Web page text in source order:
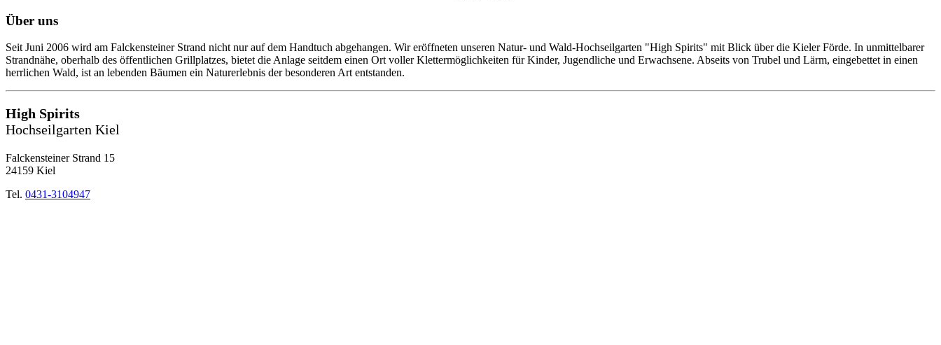
Über uns
Seit Juni 2006 wird am Falckensteiner Strand nicht nur auf dem Handtuch abgehangen. Wir eröffneten unseren Natur- und Wald-Hochseilgarten "High Spirits" mit Blick über die Kieler Förde. In unmittelbarer
Strandnähe, oberhalb des öffentlichen Grillplatzes, bietet die Anlage seitdem einen Ort voller Klettermöglichkeiten für Kinder, Jugendliche und Erwachsene. Abseits von Trubel und Lärm, eingebettet in einen
herrlichen Wald, ist an lebenden Bäumen ein Naturerlebnis der besonderen Art entstanden.
High Spirits
Hochseilgarten Kiel
Falckensteiner Strand 15
24159 Kiel
Tel. 0431-3104947